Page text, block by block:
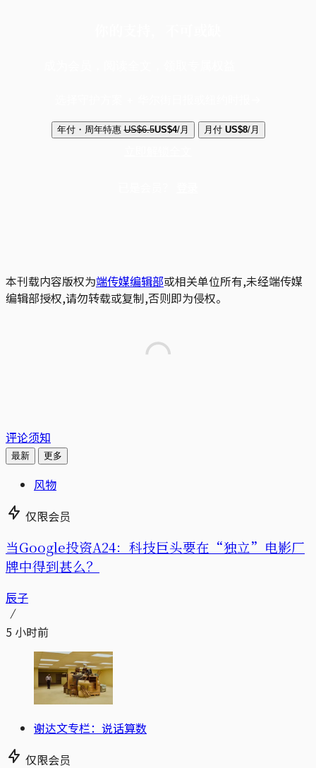
年付・周年特惠 US$6.5US$4/月 月付 US$8/月
本刊载内容版权为端传媒编辑部或相关单位所有,未经端传媒
编辑部授权,请勿转载或复制,否则即为侵权。
评论须知
最新 更多
风物
仅限会员
当Google投资A24：科技巨头要在“独立”电影厂
牌中得到甚么？
辰子
5 小时前
谢达文专栏：说话算数
仅限会员